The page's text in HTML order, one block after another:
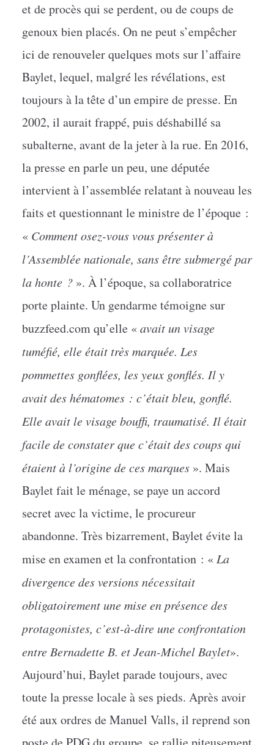
et de procès qui se perdent, ou de coups de
genoux bien placés. On ne peut s’empêcher
ici de renouveler quelques mots sur l’affaire
Baylet, lequel, malgré les révélations, est
toujours à la tête d’un empire de presse. En
2002, il aurait frappé, puis déshabillé sa
subalterne, avant de la jeter à la rue. En 2016,
la presse en parle un peu, une députée
intervient à l’assemblée relatant à nouveau les
faits et questionnant le ministre de l’époque :
« Comment osez-vous vous présenter à
l’Assemblée nationale, sans être submergé par
la honte ? ». À l’époque, sa collaboratrice
porte plainte. Un gendarme témoigne sur
buzzfeed.com qu’elle «avait un visage
tuméfié, elle était très marquée. Les
pommettes gonflées, les yeux gonflés. Il y
avait des hématomes : c’était bleu, gonflé.
Elle avait le visage bouffi, traumatisé. Il était
facile de constater que c’était des coups qui
étaient à l’origine de ces marques ». Mais
Baylet fait le ménage, se paye un accord
secret avec la victime, le procureur
abandonne. Très bizarrement, Baylet évite la
mise en examen et la confrontation : «La
divergence des versions nécessitait
obligatoirement une mise en présence des
protagonistes, c’est-à-dire une confrontation
entre Bernadette B. et Jean-Michel Baylet».
Aujourd’hui, Baylet parade toujours, avec
toute la presse locale à ses pieds. Après avoir
été aux ordres de Manuel Valls, il reprend son